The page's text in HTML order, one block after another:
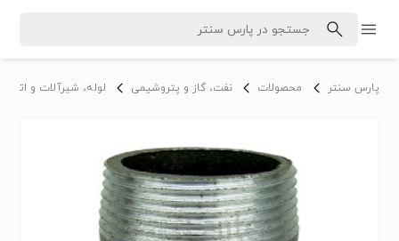
پارس سنتر محصولات نفت، گاز و پتروشیمی لوله، شیرآلات و